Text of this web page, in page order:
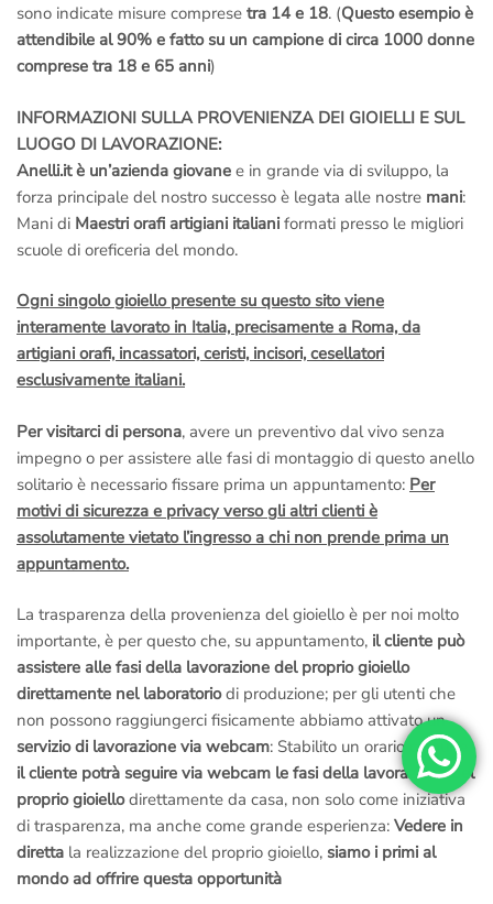
sono indicate misure comprese tra 14 e 18. (Questo esempio è
attendibile al 90% e fatto su un campione di circa 1000 donne
comprese tra 18 e 65 anni)
INFORMAZIONI SULLA PROVENIENZA DEI GIOIELLI E SUL
LUOGO DI LAVORAZIONE:
Anelli.it è un’azienda giovane e in grande via di sviluppo, la
forza principale del nostro successo è legata alle nostre mani:
Mani di Maestri orafi artigiani italiani formati presso le migliori
scuole di oreficeria del mondo.
Ogni singolo gioiello presente su questo sito viene
interamente lavorato in Italia, precisamente a Roma, da
artigiani orafi, incassatori, ceristi, incisori, cesellatori
esclusivamente italiani.
Per visitarci di persona, avere un preventivo dal vivo senza
impegno o per assistere alle fasi di montaggio di questo anello
solitario è necessario fissare prima un appuntamento: Per
motivi di sicurezza e privacy verso gli altri clienti è
assolutamente vietato l’ingresso a chi non prende prima un
appuntamento.
La trasparenza della provenienza del gioiello è per noi molto
importante, è per questo che, su appuntamento, il cliente può
assistere alle fasi della lavorazione del proprio gioiello
direttamente nel laboratoriodi produzione; per gli utenti che
non possono raggiungerci fisicamente abbiamo attivato un
servizio di lavorazione via webcam: Stabilito un orario comune
il cliente potrà seguire via webcam le fasi della lavorazione del
proprio gioiellodirettamente da casa, non solo come iniziativa
di trasparenza, ma anche come grande esperienza: Vedere in
diretta la realizzazione del proprio gioiello, siamo i primi al
mondo ad offrire questa opportunità